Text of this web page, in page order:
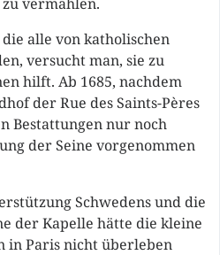
alle von katholischen
versucht man, sie zu
hilft. Ab 1685, nachdem
der Rue des Saints-Pères
Bestattungen nur noch
der Seine vorgenommen
Schwedens und die
der Kapelle hätte die kleine
in Paris nicht überleben